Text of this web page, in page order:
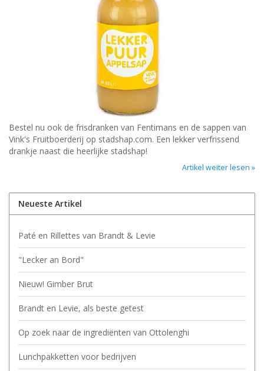
Bestel nu ook de frisdranken van Fentimans en de sappen van
Vink's Fruitboerderij op stadshap.com. Een lekker verfrissend
drankje naast die heerlijke stadshap!
Artikel weiter lesen »
Neueste Artikel
Paté en Rillettes van Brandt & Levie
"Lecker an Bord"
Nieuw! Gimber Brut
Brandt en Levie, als beste getest
Op zoek naar de ingrediënten van Ottolenghi
Lunchpakketten voor bedrijven